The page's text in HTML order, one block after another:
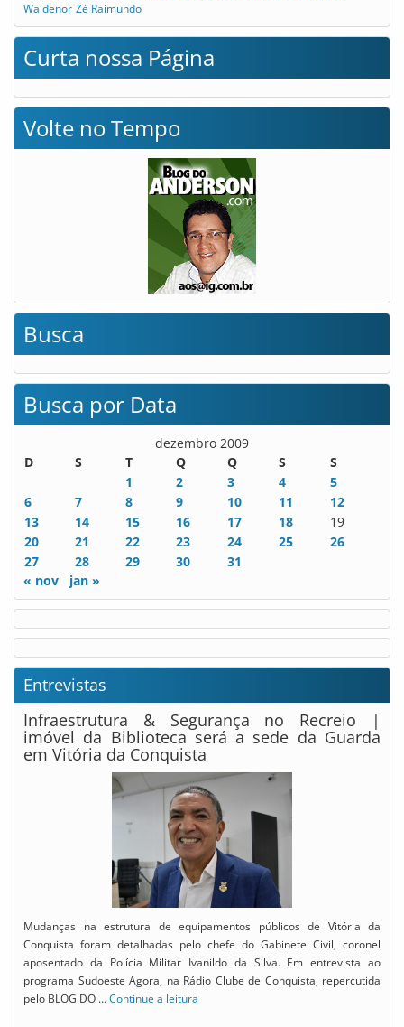
Waldenor Zé Raimundo
Curta nossa Página
Volte no Tempo
Busca
Busca por Data
dezembro 2009
D
S T Q Q S
S
1
2 3 4
5
6
7 8 9 10 11
12
13
14 15 16 17 18
19
20
21 22 23 24 25
26
27
28 29 30
31
« nov
jan »
Entrevistas
Infraestrutura & Segurança no Recreio |
imóvel da Biblioteca será a sede da Guarda
em Vitória da Conquista
Mudanças na estrutura de equipamentos públicos de Vitória da
Conquista foram detalhadas pelo chefe do Gabinete Civil, coronel
aposentado da Polícia Militar Ivanildo da Silva. Em entrevista ao
programa Sudoeste Agora, na Rádio Clube de Conquista, repercutida
pelo BLOG DO …Continue a leitura